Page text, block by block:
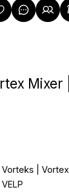
Mixer
Vorteks | Vortex
VELP